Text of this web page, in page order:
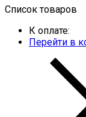
Список товаров
К оплате:
Перейти в